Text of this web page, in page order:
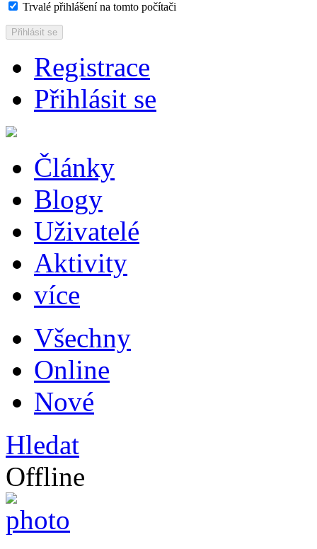
Trvalé přihlášení na tomto počítači
Přihlásit se
Registrace
Přihlásit se
Články
Blogy
Uživatelé
Aktivity
více
Všechny
Online
Nové
Hledat
Offline